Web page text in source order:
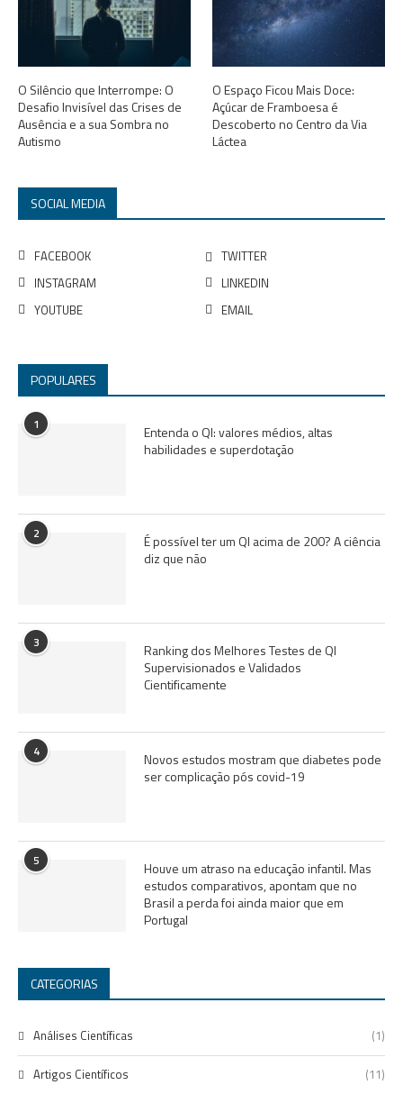
O Silêncio que Interrompe: O
Desafio Invisível das Crises de
Ausência e a sua Sombra no
Autismo
O Espaço Ficou Mais Doce:
Açúcar de Framboesa é
Descoberto no Centro da Via
Láctea
SOCIAL MEDIA
FACEBOOK
TWITTER
INSTAGRAM
LINKEDIN
YOUTUBE
EMAIL
POPULARES
1
Entenda o QI: valores médios, altas
habilidades e superdotação
2
É possível ter um QI acima de 200? A ciência
diz que não
3
Ranking dos Melhores Testes de QI
Supervisionados e Validados
Cientificamente
4
Novos estudos mostram que diabetes pode
ser complicação pós covid-19
5
Houve um atraso na educação infantil. Mas
estudos comparativos, apontam que no
Brasil a perda foi ainda maior que em
Portugal
CATEGORIAS
Análises Científicas (1)
Artigos Científicos (11)